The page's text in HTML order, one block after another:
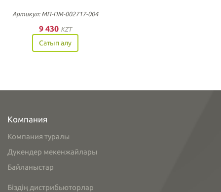
Артикул: МП-ПМ-002717-004
9 430 KZT
Сатып алу
Компания
Компания туралы
Дүкендер мекенжайлары
Байланыстар
Біздің дистрибьюторлар